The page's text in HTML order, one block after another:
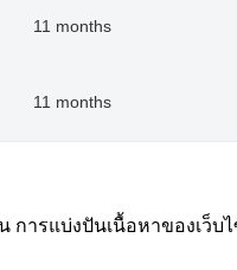
11 months
11 months
การแบ่งปันเนื้อหาของ